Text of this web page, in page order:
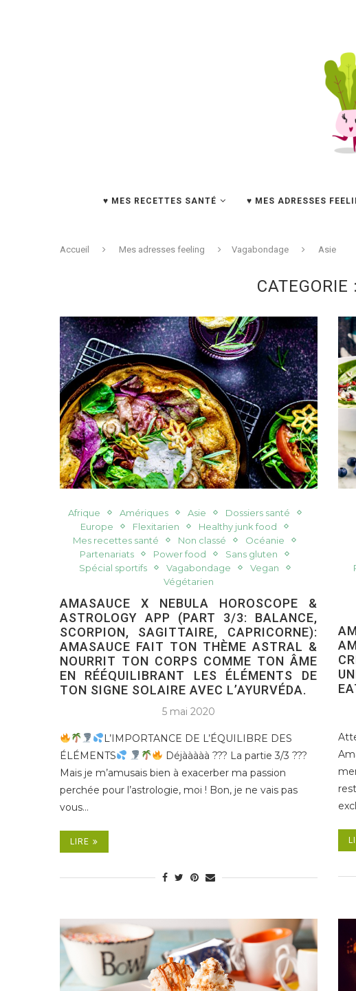
♥ MES RECETTES SANTÉ ♥ MES ADRESSES
Accueil Mes adresses feeling Vagabondage Asie
CATEGORIE :
Afrique Amériques Asie
Dossiers santé
Europe
Flexitarien
Healthy junk food
Mes recettes santé
Non classé
Océanie
Partenariats
Power food
Sans gluten
Spécial sportifs
Vagabondage
Vegan
Végétarien
AMASAUCE X NEBULA HOROSCOPE &
ASTROLOGY APP (PART 3/3: BALANCE,
SCORPION, SAGITTAIRE, CAPRICORNE):
AMASAUCE FAIT TON THÈME ASTRAL &
NOURRIT TON CORPS COMME TON ÂME
EN RÉÉQUILIBRANT LES ÉLÉMENTS DE
TON SIGNE SOLAIRE AVEC L’AYURVÉDA.
5 mai 2020
L’IMPORTANCE DE L’ÉQUILIBRE DES
ÉLÉMENTS
Déjààààà ??? La partie 3/3 ???
Mais je m’amusais bien à exacerber ma passion
perchée pour l’astrologie, moi ! Bon, je ne vais pas
vous…
LIRE